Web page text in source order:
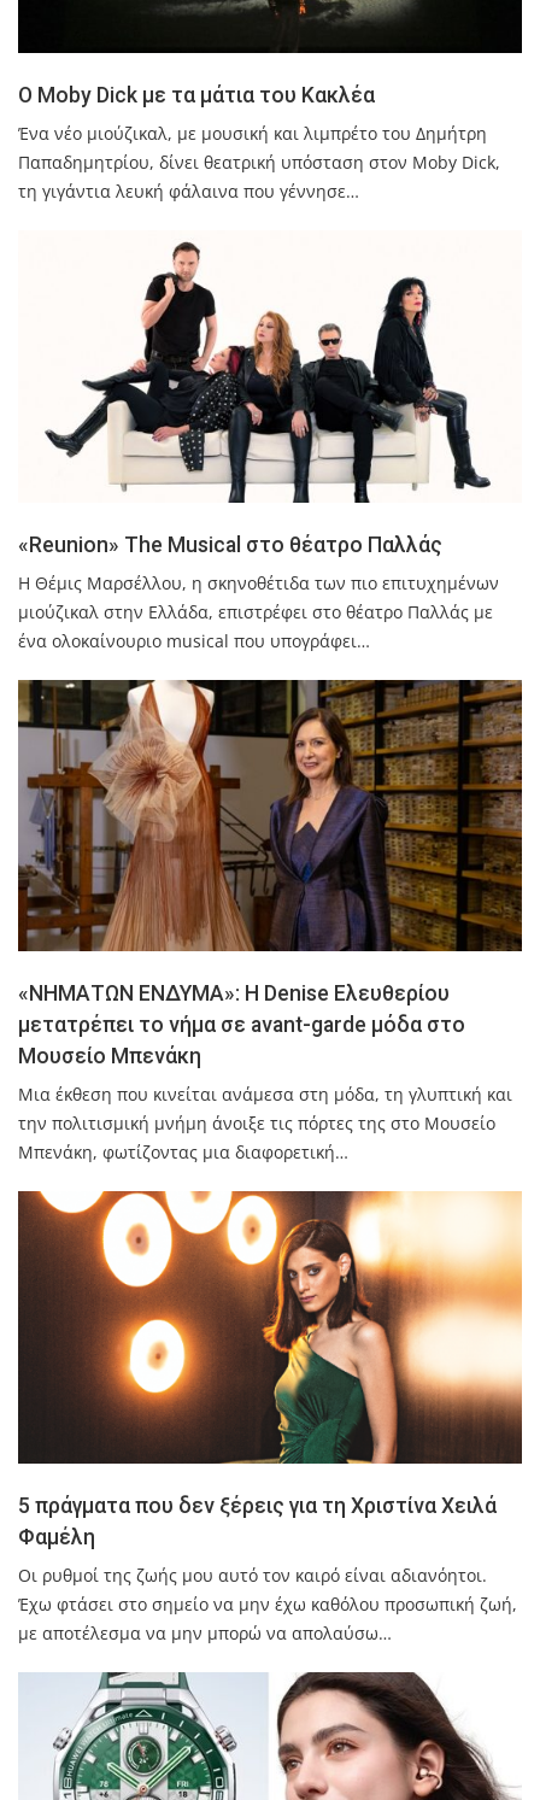
Ο Moby Dick με τα μάτια του Κακλέα
Ένα νέο μιούζικαλ, με μουσική και λιμπρέτο του Δημήτρη
Παπαδημητρίου, δίνει θεατρική υπόσταση στον Moby Dick,
τη γιγάντια λευκή φάλαινα που γέννησε…
«Reunion» The Musical στο θέατρο Παλλάς
H Θέμις Μαρσέλλου, η σκηνοθέτιδα των πιο επιτυχημένων
μιούζικαλ στην Ελλάδα, επιστρέφει στο θέατρο Παλλάς με
ένα ολοκαίνουριο musical που υπογράφει…
«ΝΗΜΑΤΩΝ ΕΝΔΥΜΑ»: Η Denise Ελευθερίου
μετατρέπει το νήμα σε avant-garde μόδα στο
Μουσείο Μπενάκη
Mια έκθεση που κινείται ανάμεσα στη μόδα, τη γλυπτική και
την πολιτισμική μνήμη άνοιξε τις πόρτες της στο Μουσείο
Μπενάκη, φωτίζοντας μια διαφορετική…
5 πράγματα που δεν ξέρεις για τη Χριστίνα Χειλά
Φαμέλη
Οι ρυθμοί της ζωής μου αυτό τον καιρό είναι αδιανόητοι.
Έχω φτάσει στο σημείο να μην έχω καθόλου προσωπική ζωή,
με αποτέλεσμα να μην μπορώ να απολαύσω…